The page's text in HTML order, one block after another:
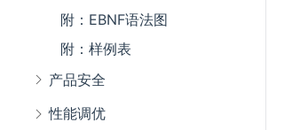
附：EBNF语法图
附：样例表
产品安全
性能调优